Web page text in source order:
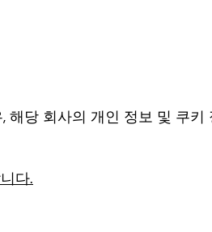
당 회사의 개인 정보 및 쿠
다.